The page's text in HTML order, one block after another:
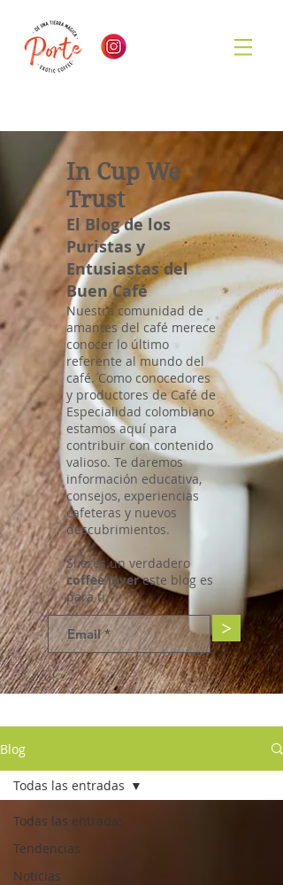
In Cup We
Trust
El Blog de los
Puristas y
Entusiastas del
Buen Café
Nuestra comunidad de
amantes del café merece
conocer lo último
referente al mundo del
café. Como conocedores
y productores de Café de
Especialidad colombiano
estamos aquí para
contribuir con contenido
valioso. Te daremos
información educativa,
consejos, experiencias
cafeteras y nuevos
descubrimientos.
Si eres un verdadero
coffee lovereste blog es
para ti.
>
Blog
Todas las entradas
Tendencias
Noticias
Todas las entradas